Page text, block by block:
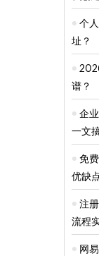
个
址？
谱？
企
一文
免
优缺
注
流程
网